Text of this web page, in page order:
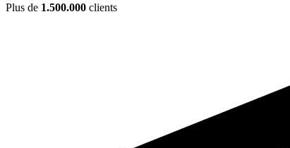
Plus de 1.500.000 clients